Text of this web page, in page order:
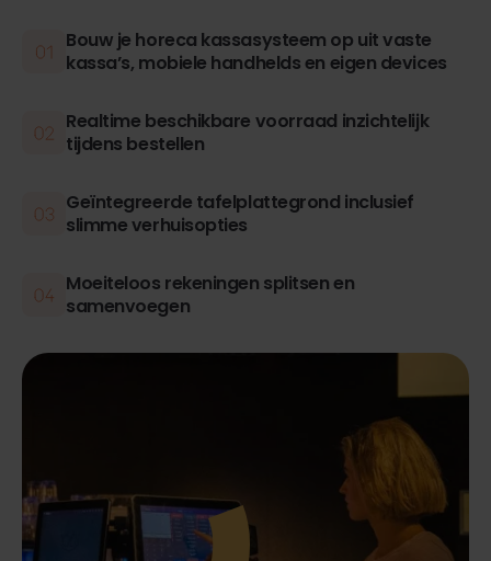
Bouw je horeca kassasysteem op uit vaste
kassa’s, mobiele handhelds en eigen devices
Realtime beschikbare voorraad inzichtelijk
tijdens bestellen
Geïntegreerde tafelplattegrond inclusief
slimme verhuisopties
Moeiteloos rekeningen splitsen en
samenvoegen